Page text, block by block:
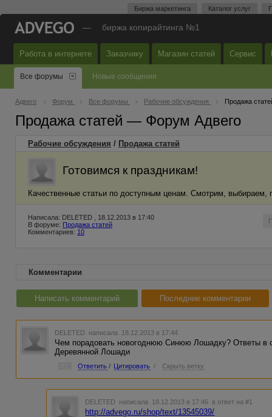
Биржа маркетинга Каталог услуг
— биржа копирайтинга №1
Работа в интернете Заказчику Магазин статей Сервис
Все форумы Новые сообщения
Адвего Форум Все форумы Рабочие обсуждения Продажа
Продажа статей — Форум Адвего
Рабочие обсуждения / Продажа статей
Готовимся к праздникам!
Качественные статьи по доступным ценам. Смотрим, выбираем,
Написала: DELETED , 18.12.2013 в 17:40
В форуме: Продажа статей
Комментариев: 10
Комментарии
Написать комментарий Последние комментарии
DELETED написала 18.12.2013 в 17:44
Чем порадовать новогоднюю Синюю Лошадку? Ответы в
Деревянной Лошади
Ответить / Цитировать / Скрыть ветку
DELETED написала 18.12.2013 в 17:46 в ответ на #1
http://advego.ru/shop/text/13545039/